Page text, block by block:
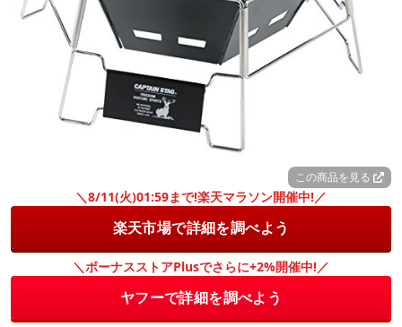
この商品を見る
＼8/11(火)01:59まで!楽天マラソン開催中!／
楽天市場で詳細を調べよう
＼ボーナスストアPlusでさらに+2%開催中!／
ヤフーで詳細を調べよう